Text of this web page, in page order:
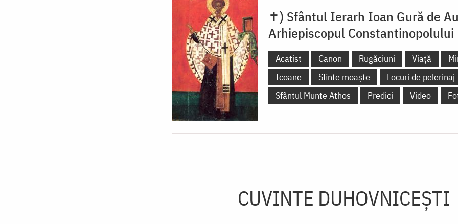
✝) Sfântul Ierarh Ioan Gură de
Arhiepiscopul Constantinopolului
Acatist Canon Rugăciuni Viață
Icoane
Sfinte moaște
Locuri de pelerinaj
Sfântul Munte Athos
Predici Video
CUVINTE DUHOVNICEȘTI